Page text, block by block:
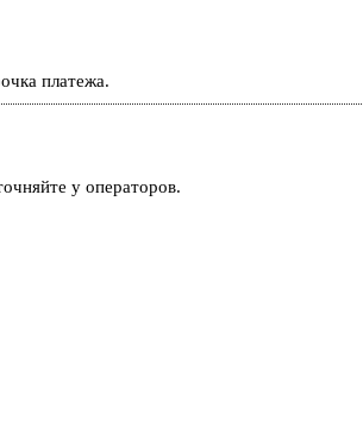
платежа.
у операторов.